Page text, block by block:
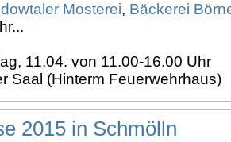
Mosterei, Bäckerei
11.04. von 11.00-16.00 Uhr
Saal (Hinterm Feuerwehrhaus)
2015 in Schmölln